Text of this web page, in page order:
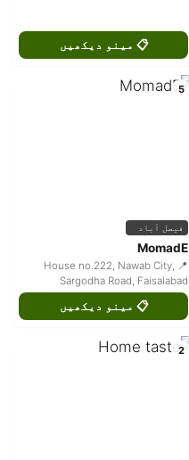
📋 مینو دیکھیں
5
فیصل آباد
MomadE
📍 House no.222, Nawab City,
Sargodha Road, Faisalabad
📋 مینو دیکھیں
2